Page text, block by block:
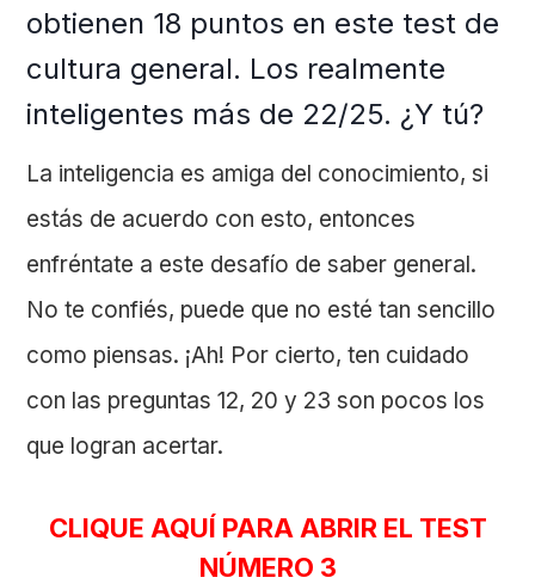
obtienen 18 puntos en este test de
cultura general. Los realmente
inteligentes más de 22/25. ¿Y tú?
La inteligencia es amiga del conocimiento, si
estás de acuerdo con esto, entonces
enfréntate a este desafío de saber general.
No te confiés, puede que no esté tan sencillo
como piensas. ¡Ah! Por cierto, ten cuidado
con las preguntas 12, 20 y 23 son pocos los
que logran acertar.
CLIQUE AQUÍ PARA ABRIR EL TEST
NÚMERO 3